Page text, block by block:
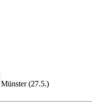
(27.5.)